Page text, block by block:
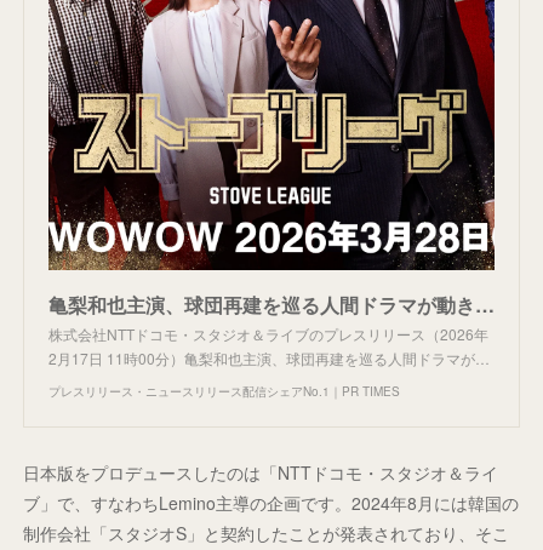
亀梨和也主演、球団再建を巡る人間ドラマが動き出す日本版『ストーブリーグ』3月28日（土）より、Lemino・WOWOWでスタートキービジュアル公開
株式会社NTTドコモ・スタジオ＆ライブのプレスリリース（2026年
2月17日 11時00分）亀梨和也主演、球団再建を巡る人間ドラマが…
プレスリリース・ニュースリリース配信シェアNo.1｜PR TIMES
日本版をプロデュースしたのは「NTTドコモ・スタジオ＆ライ
ブ」で、すなわちLemino主導の企画です。2024年8月には韓国の
制作会社「スタジオS」と契約したことが発表されており、そこ